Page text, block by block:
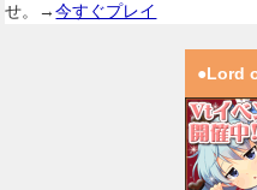
せ。→今すぐプレイ
●Lord